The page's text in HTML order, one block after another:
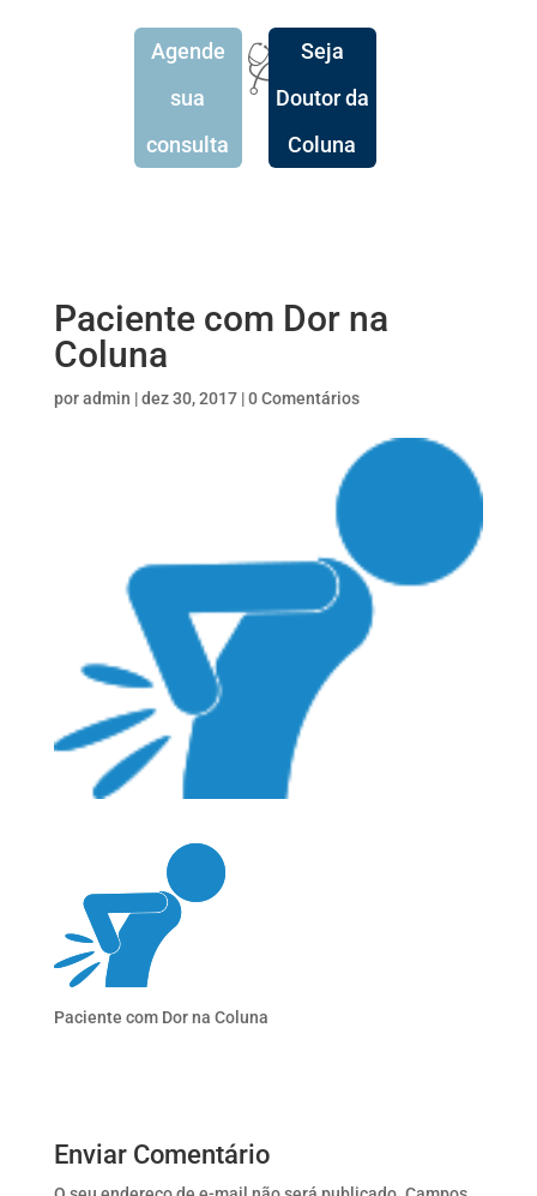
Agende
sua
consulta
🩺
Seja
Doutor da
Coluna
Paciente com Dor na
Coluna
poradmin |dez 30, 2017|0 Comentários
Paciente com Dor na Coluna
Enviar Comentário